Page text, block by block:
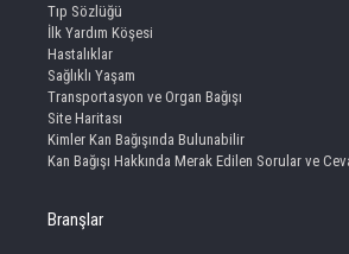
Tıp Sözlüğü
İlk Yardım Köşesi
Hastalıklar
Sağlıklı Yaşam
Transportasyon ve Organ Bağışı
Site Haritası
Kimler Kan Bağışında Bulunabilir
Kan Bağışı Hakkında Merak Edilen Sorular ve
Branşlar